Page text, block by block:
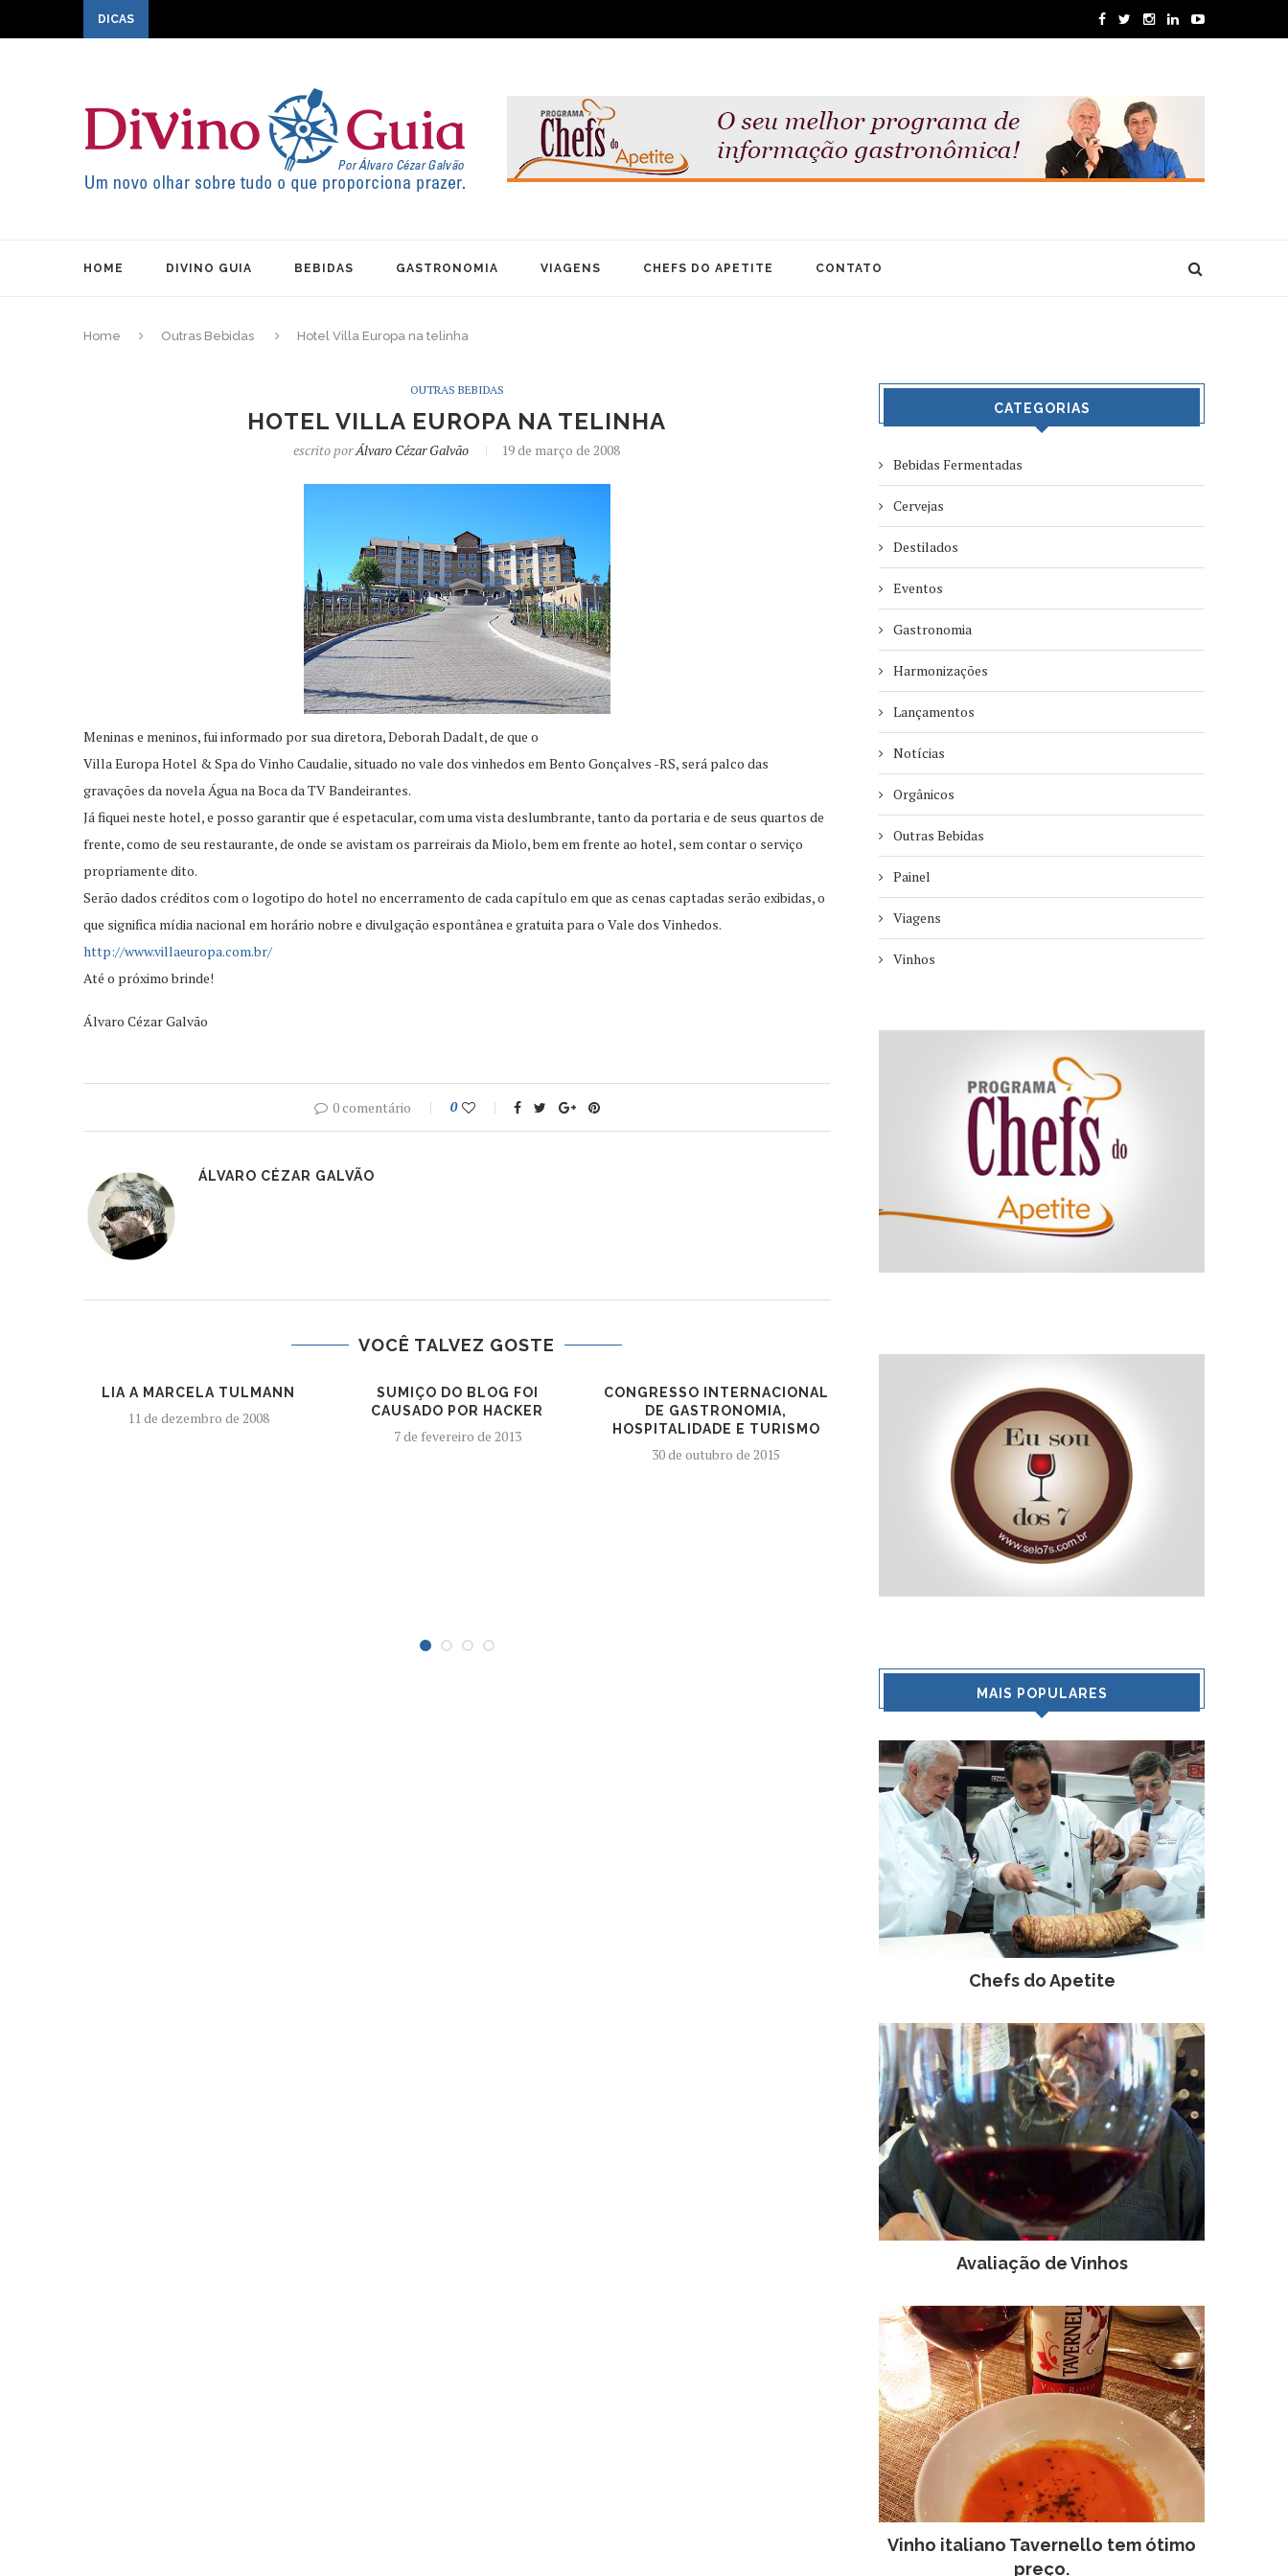
DICAS
HOME DIVINO GUIA BEBIDAS GASTRONOMIA VIAGENS CHEFS DO APETITE CONTATO
Home Outras Bebidas Hotel Villa Europa na telinha
OUTRAS BEBIDAS
HOTEL VILLA EUROPA NA TELINHA
escrito porÁlvaro Cézar Galvão 19 de março de 2008
Meninas e meninos, fui informado por sua diretora, Deborah Dadalt, de que o
Villa Europa Hotel & Spa do Vinho Caudalie, situado no vale dos vinhedos em Bento Gonçalves -RS, será palco das
gravações da novela Água na Boca da TV Bandeirantes.
Já fiquei neste hotel, e posso garantir que é espetacular, com uma vista deslumbrante, tanto da portaria e de seus quartos de
frente, como de seu restaurante, de onde se avistam os parreirais da Miolo, bem em frente ao hotel, sem contar o serviço
propriamente dito.
Serão dados créditos com o logotipo do hotel no encerramento de cada capítulo em que as cenas captadas serão exibidas, o
que significa mídia nacional em horário nobre e divulgação espontânea e gratuita para o Vale dos Vinhedos.
http://www.villaeuropa.com.br/
Até o próximo brinde!
Álvaro Cézar Galvão
0 comentário 0
ÁLVARO CÉZAR GALVÃO
VOCÊ TALVEZ GOSTE
LIA A MARCELA TULMANN
11 de dezembro de 2008
SUMIÇO DO BLOG FOI
CAUSADO POR HACKER
7 de fevereiro de 2013
CONGRESSO INTERNACIONAL
DE GASTRONOMIA,
HOSPITALIDADE E TURISMO
30 de outubro de 2015
Iº FÓRUM INTERNACIONAL DE
OLIVICULTURA
4 de abril de 2008
CATEGORIAS
Bebidas Fermentadas
Cervejas
Destilados
Eventos
Gastronomia
Harmonizações
Lançamentos
Notícias
Orgânicos
Outras Bebidas
Painel
Viagens
Vinhos
MAIS POPULARES
Chefs do Apetite
Avaliação de Vinhos
Vinho italiano Tavernello tem ótimo
preço.